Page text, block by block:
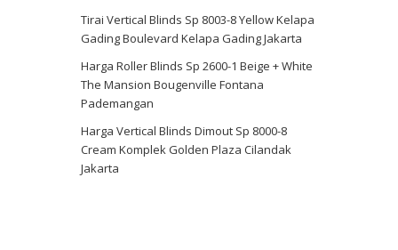
Tirai Vertical Blinds Sp 8003-8 Yellow Kelapa
Gading Boulevard Kelapa Gading Jakarta
Harga Roller Blinds Sp 2600-1 Beige + White
The Mansion Bougenville Fontana
Pademangan
Harga Vertical Blinds Dimout Sp 8000-8
Cream Komplek Golden Plaza Cilandak
Jakarta